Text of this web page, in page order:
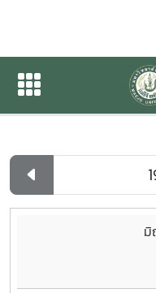
ปฏิทินกิจกรร
ปฏิทินกิจกรรมของหน่
มิ